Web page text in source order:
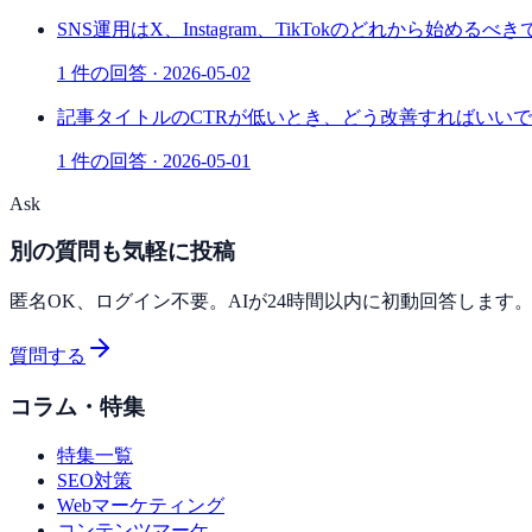
SNS運用はX、Instagram、TikTokのどれから始めるべき
1 件の回答 · 2026-05-02
記事タイトルのCTRが低いとき、どう改善すればいい
1 件の回答 · 2026-05-01
Ask
別の質問も気軽に投稿
匿名OK、ログイン不要。AIが24時間以内に初動回答します。
質問する
コラム・特集
特集一覧
SEO対策
Webマーケティング